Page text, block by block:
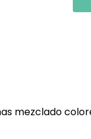
mezclado